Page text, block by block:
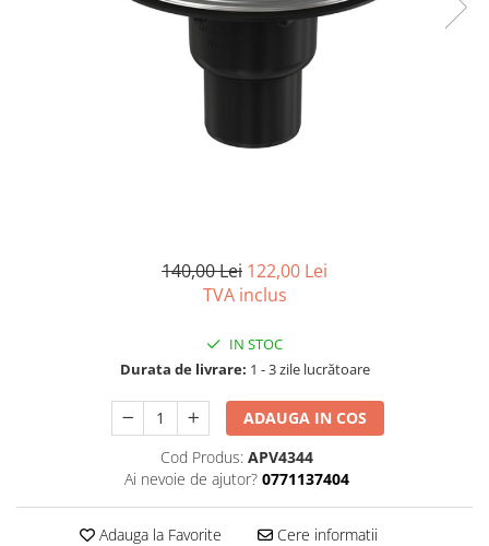
140,00 Lei 122,00 Lei
TVA inclus
IN STOC
Durata de livrare: 1 - 3 zile lucrătoare
ADAUGA IN COS
Cod Produs: APV4344
Ai nevoie de ajutor? 0771137404
Adauga la Favorite Cere informatii